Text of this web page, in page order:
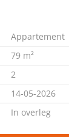
Appartement
79 m²
2
14-05-2026
In overleg